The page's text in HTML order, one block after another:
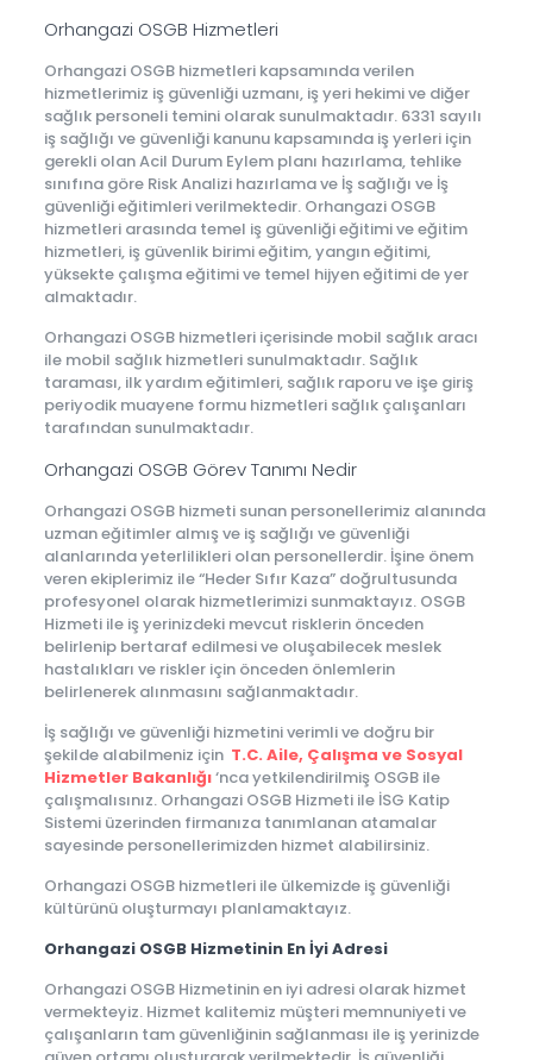
Orhangazi OSGB Hizmetleri
Orhangazi OSGB hizmetleri kapsamında verilen
hizmetlerimiz iş güvenliği uzmanı, iş yeri hekimi ve diğer
sağlık personeli temini olarak sunulmaktadır. 6331 sayılı
iş sağlığı ve güvenliği kanunu kapsamında iş yerleri için
gerekli olan Acil Durum Eylem planı hazırlama, tehlike
sınıfına göre Risk Analizi hazırlama ve İş sağlığı ve İş
güvenliği eğitimleri verilmektedir. Orhangazi OSGB
hizmetleri arasında temel iş güvenliği eğitimi ve eğitim
hizmetleri, iş güvenlik birimi eğitim, yangın eğitimi,
yüksekte çalışma eğitimi ve temel hijyen eğitimi de yer
almaktadır.
Orhangazi OSGB hizmetleri içerisinde mobil sağlık aracı
ile mobil sağlık hizmetleri sunulmaktadır. Sağlık
taraması, ilk yardım eğitimleri, sağlık raporu ve işe giriş
periyodik muayene formu hizmetleri sağlık çalışanları
tarafından sunulmaktadır.
Orhangazi OSGB Görev Tanımı Nedir
Orhangazi OSGB hizmeti sunan personellerimiz alanında
uzman eğitimler almış ve iş sağlığı ve güvenliği
alanlarında yeterlilikleri olan personellerdir. İşine önem
veren ekiplerimiz ile “Heder Sıfır Kaza” doğrultusunda
profesyonel olarak hizmetlerimizi sunmaktayız. OSGB
Hizmeti ile iş yerinizdeki mevcut risklerin önceden
belirlenip bertaraf edilmesi ve oluşabilecek meslek
hastalıkları ve riskler için önceden önlemlerin
belirlenerek alınmasını sağlanmaktadır.
İş sağlığı ve güvenliği hizmetini verimli ve doğru bir
şekilde alabilmeniz için T.C. Aile, Çalışma ve Sosyal
Hizmetler Bakanlığı‘nca yetkilendirilmiş OSGB ile
çalışmalısınız. Orhangazi OSGB Hizmeti ile İSG Katip
Sistemi üzerinden firmanıza tanımlanan atamalar
sayesinde personellerimizden hizmet alabilirsiniz.
Orhangazi OSGB hizmetleri ile ülkemizde iş güvenliği
kültürünü oluşturmayı planlamaktayız.
Orhangazi OSGB Hizmetinin En İyi Adresi
Orhangazi OSGB Hizmetinin en iyi adresi olarak hizmet
vermekteyiz. Hizmet kalitemiz müşteri memnuniyeti ve
çalışanların tam güvenliğinin sağlanması ile iş yerinizde